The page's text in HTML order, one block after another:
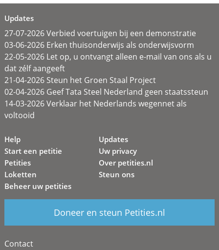
Updates
27-07-2026 Verbied voertuigen bij een demonstratie
03-06-2026 Erken thuisonderwijs als onderwijsvorm
22-05-2026 Let op, u ontvangt alleen e-mail van ons als u
dat zélf aangeeft
21-04-2026 Steun het Groen Staal Project
02-04-2026 Geef Tata Steel Nederland geen staatssteun
14-03-2026 Verklaar het Nederlands wegennet als
voltooid
Help
Start een petitie
Petities
Loketten
Beheer uw petities
Updates
Uw privacy
Over petities.nl
Steun ons
Doneer en steun Petities.nl
Contact